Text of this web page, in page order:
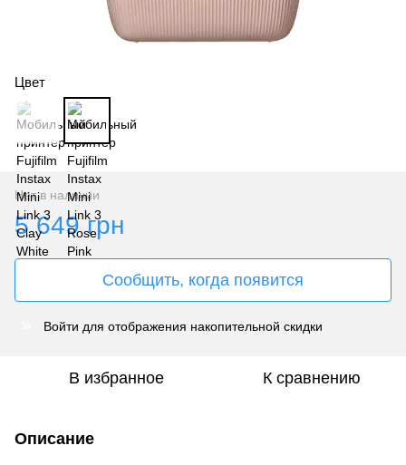
Цвет
Нет в наличии
5 649 грн
Сообщить, когда появится
Войти для отображения накопительной скидки
В избранное К сравнению
Описание